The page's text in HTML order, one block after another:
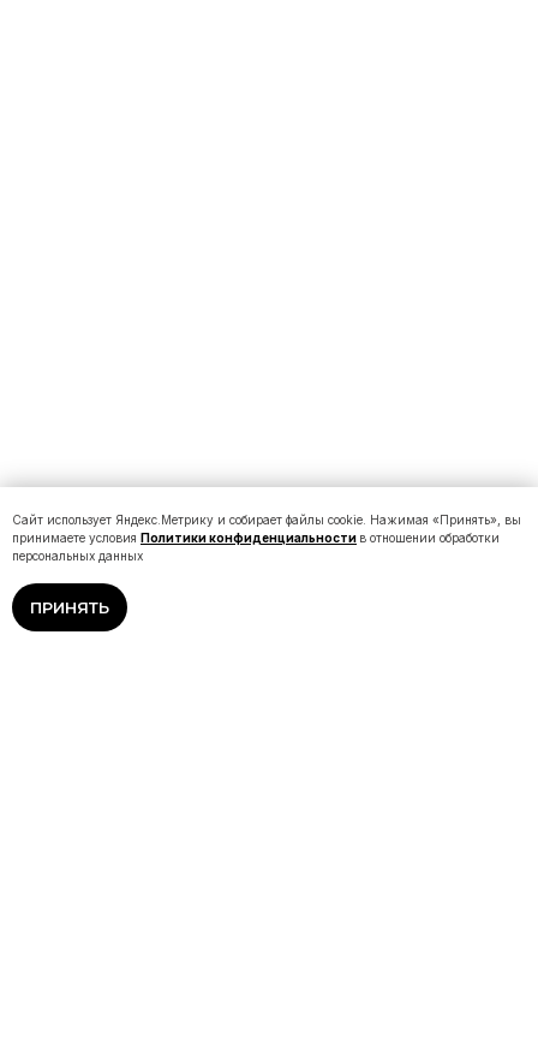
Сайт использует Яндекс.Метрику и собирает файлы cookie. Нажимая «Принять», вы
принимаете условия Политики конфиденциальности в отношении обработки
персональных данных
ПРИНЯТЬ